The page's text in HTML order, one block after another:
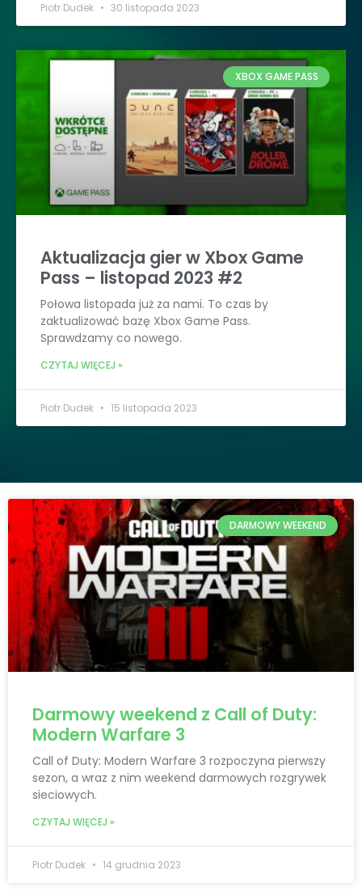
Piotr Dudek 30 listopada 2023
XBOX GAME PASS
Aktualizacja gier w Xbox Game
Pass – listopad 2023 #2
Połowa listopada już za nami. To czas by
zaktualizować bazę Xbox Game Pass.
Sprawdzamy co nowego.
CZYTAJ WIĘCEJ »
Piotr Dudek 15 listopada 2023
DARMOWY WEEKEND
Darmowy weekend z Call of Duty:
Modern Warfare 3
Call of Duty: Modern Warfare 3 rozpoczyna pierwszy
sezon, a wraz z nim weekend darmowych rozgrywek
sieciowych.
CZYTAJ WIĘCEJ »
Piotr Dudek 14 grudnia 2023